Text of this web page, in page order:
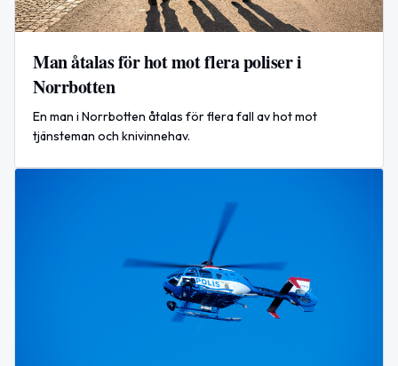
Man åtalas för hot mot flera poliser i
Norrbotten
En man i Norrbotten åtalas för flera fall av hot mot
tjänsteman och knivinnehav.